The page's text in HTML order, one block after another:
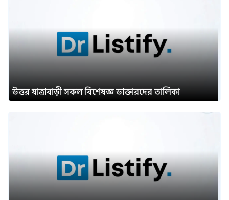
উত্তর যাত্রাবাড়ী সকল বিশেষজ্ঞ ডাক্তারদের তালিকা